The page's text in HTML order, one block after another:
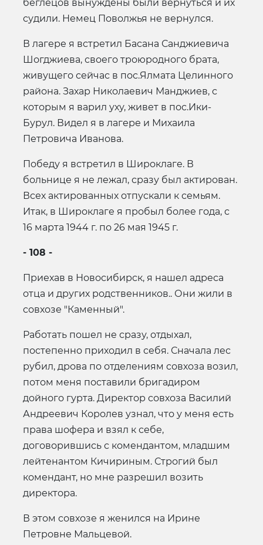
беглецов вынуждены были вернуться и их
судили. Немец Поволжья не вернулся.
В лагере я встретил Басана Санджиевича
Шогджиева, своего троюродного брата,
живущего сейчас в пос.Ялмата Целинного
района. Захар Николаевич Манджиев, с
которым я варил уху, живет в пос.Ики-
Бурул. Видел я в лагере и Михаила
Петровича Иванова.
Победу я встретил в Широклаге. В
больнице я не лежал, сразу был актирован.
Всех актированных отпускали к семьям.
Итак, в Широклаге я пробыл более года, с
16 марта 1944 г. по 26 мая 1945 г.
- 108 -
Приехав в Новосибирск, я нашел адреса
отца и других родственников.. Они жили в
совхозе "Каменный".
Работать пошел не сразу, отдыхал,
постепенно приходил в себя. Сначала лес
рубил, дрова по отделениям совхоза возил,
потом меня поставили бригадиром
дойного гурта. Директор совхоза Василий
Андреевич Королев узнал, что у меня есть
права шофера и взял к себе,
договорившись с комендантом, младшим
лейтенантом Кичириным. Строгий был
комендант, но мне разрешил возить
директора.
В этом совхозе я женился на Ирине
Петровне Мальцевой.